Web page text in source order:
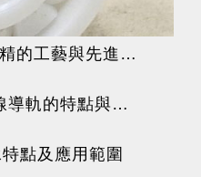
LCB 陶瓷軸承：精益求精的工藝與先進技術的結合
IKO C-Lube 自潤滑直線導軌的特點與應用
點及應用範圍